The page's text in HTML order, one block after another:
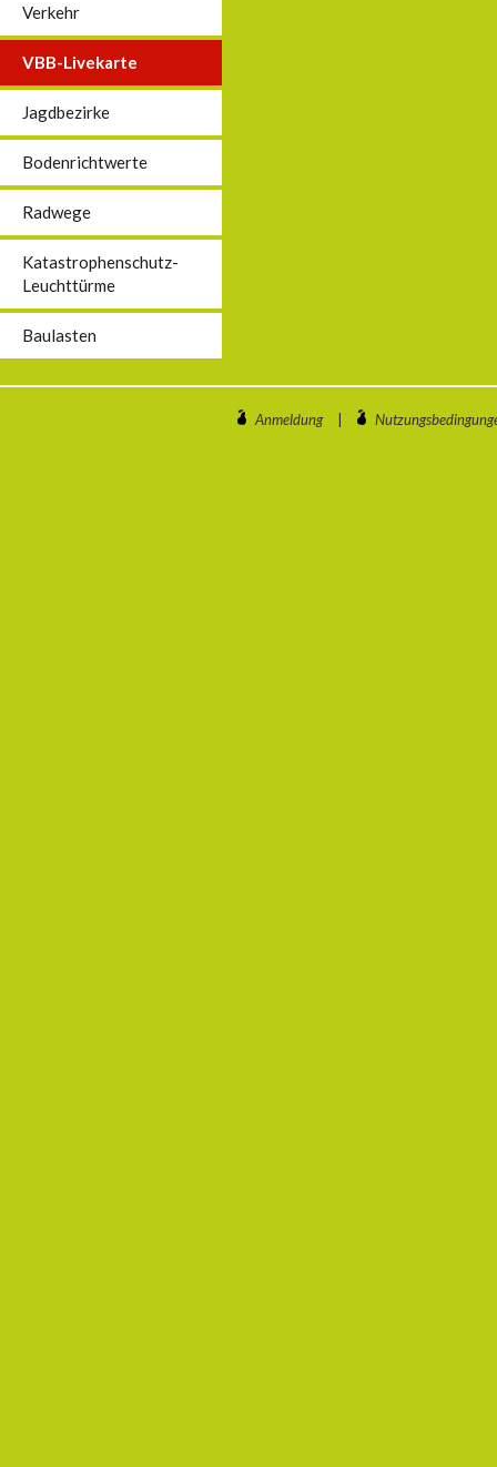
Verkehr
VBB-Livekarte
Jagdbezirke
Bodenrichtwerte
Radwege
Katastrophenschutz-
Leuchttürme
Baulasten
Anmeldung